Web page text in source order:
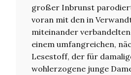
großer Inbrunst
voran mit den in
miteinander
einem umfangreichen,
Lesestoff, der für
wohlerzogene junge